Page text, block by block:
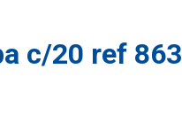
c/20 ref 863